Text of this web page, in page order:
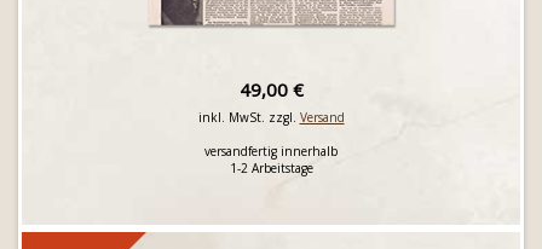
49,00 €
inkl. MwSt. zzgl. Versand
versandfertig innerhalb
1-2 Arbeitstage